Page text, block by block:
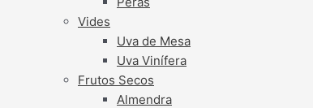
Vides
Uva de Mesa
Uva Vinífera
Frutos Secos
Almendra